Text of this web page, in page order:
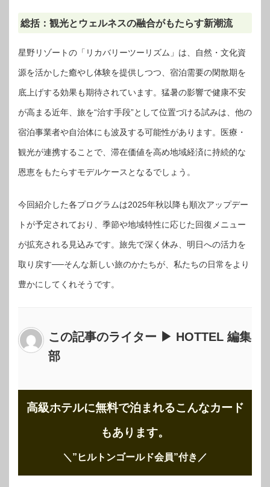
総括：観光とウェルネスの融合がもたらす新潮流
星野リゾートの「リカバリーツーリズム」は、自然・文化資
源を活かした癒やし体験を提供しつつ、宿泊需要の閑散期を
底上げする効果も期待されています。猛暑の影響で健康不安
が高まる近年、旅を“治す手段”として位置づける試みは、他の
宿泊事業者や自治体にも波及する可能性があります。医療・
観光が連携することで、滞在価値を高め地域経済に持続的な
恩恵をもたらすモデルケースとなるでしょう。
今回紹介した各プログラムは2025年秋以降も順次アップデー
トが予定されており、季節や地域特性に応じた回復メニュー
が拡充される見込みです。旅先で深く休み、明日への活力を
取り戻す──そんな新しい旅のかたちが、私たちの日常をより
豊かにしてくれそうです。
この記事のライター ▶ HOTTEL 編集
部
高級ホテルに無料で泊まれるこんなカード
もあります。
＼”ヒルトンゴールド会員”付き ／